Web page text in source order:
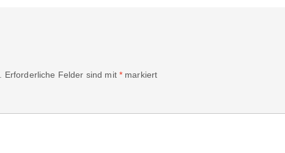
Erforderliche Felder sind mit * markiert